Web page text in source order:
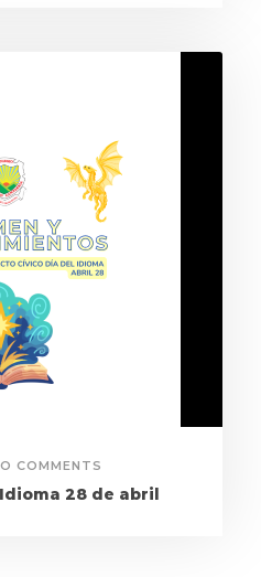
COMMENTS
28 de abril